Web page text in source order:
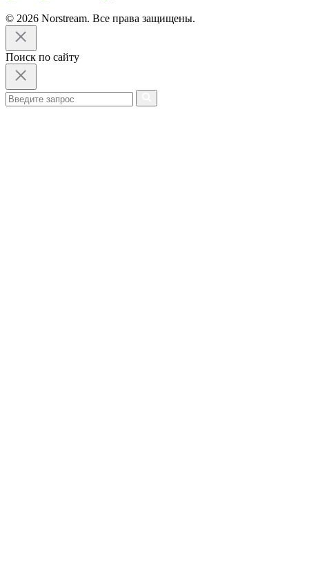
© 2026 Norstream. Все права защищены.
Поиск по сайту